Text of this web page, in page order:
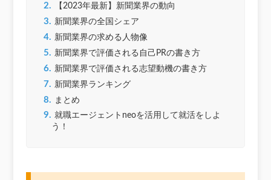
2. 【2023年最新】新聞業界の動向
3. 新聞業界の全国シェア
4. 新聞業界の求める人物像
5. 新聞業界で評価される自己PRの書き方
6. 新聞業界で評価される志望動機の書き方
7. 新聞業界ランキング
8. まとめ
9. 就職エージェントneoを活用して就活をしよ
う！